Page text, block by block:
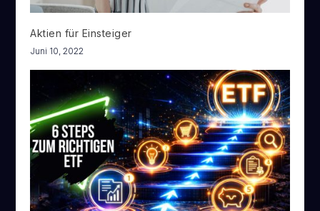
Aktien für Einsteiger
Juni 10, 2022